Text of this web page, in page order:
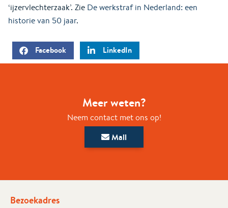
‘ijzervlechterzaak’. Zie De werkstraf in Nederland: een
historie van 50 jaar.
Facebook LinkedIn
Meer weten?
Neem contact met ons op!
Mail
Bezoekadres